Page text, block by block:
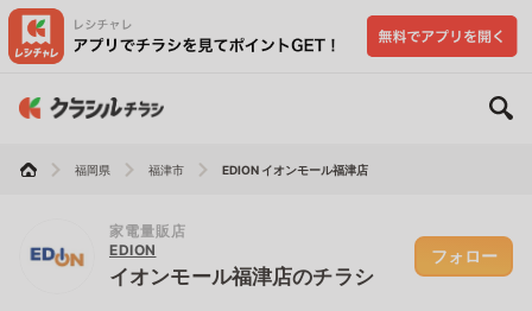
福岡県 福津市 EDION イオンモール福津店
家電量販店
EDION
イオンモール福津店のチラシ
フォロー